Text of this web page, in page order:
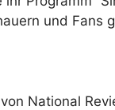
und Fans
National